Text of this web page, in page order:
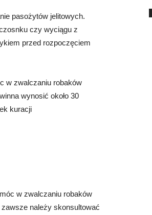
pasożytów jelitowych.
czy wyciągu z
przed rozpoczęciem
w zwalczaniu robaków
wynosić około 30
kuracji
w zwalczaniu robaków
należy skonsultować